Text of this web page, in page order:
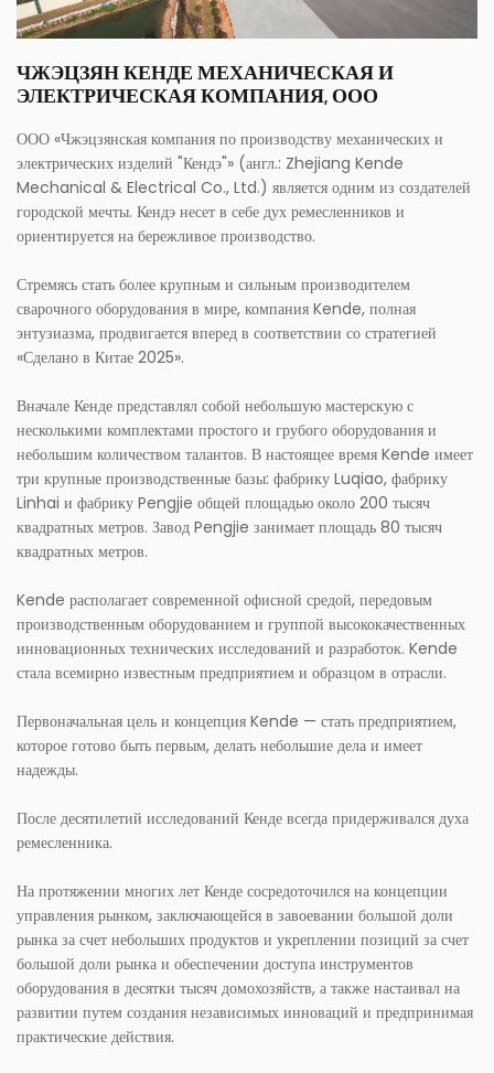
ЧЖЭЦЗЯН КЕНДЕ МЕХАНИЧЕСКАЯ И
ЭЛЕКТРИЧЕСКАЯ КОМПАНИЯ, ООО
ООО «Чжэцзянская компания по производству механических и
электрических изделий "Кендэ"» (англ.: Zhejiang Kende
Mechanical & Electrical Co., Ltd.) является одним из создателей
городской мечты. Кендэ несет в себе дух ремесленников и
ориентируется на бережливое производство.
Стремясь стать более крупным и сильным производителем
сварочного оборудования в мире, компания Kende, полная
энтузиазма, продвигается вперед в соответствии со стратегией
«Сделано в Китае 2025».
Вначале Кенде представлял собой небольшую мастерскую с
несколькими комплектами простого и грубого оборудования и
небольшим количеством талантов. В настоящее время Kende имеет
три крупные производственные базы: фабрику Luqiao, фабрику
Linhai и фабрику Pengjie общей площадью около 200 тысяч
квадратных метров. Завод Pengjie занимает площадь 80 тысяч
квадратных метров.
Kende располагает современной офисной средой, передовым
производственным оборудованием и группой высококачественных
инновационных технических исследований и разработок. Kende
стала всемирно известным предприятием и образцом в отрасли.
Первоначальная цель и концепция Kende — стать предприятием,
которое готово быть первым, делать небольшие дела и имеет
надежды.
После десятилетий исследований Кенде всегда придерживался духа
ремесленника.
На протяжении многих лет Кенде сосредоточился на концепции
управления рынком, заключающейся в завоевании большой доли
рынка за счет небольших продуктов и укреплении позиций за счет
большой доли рынка и обеспечении доступа инструментов
оборудования в десятки тысяч домохозяйств, а также настаивал на
развитии путем создания независимых инноваций и предпринимая
практические действия.